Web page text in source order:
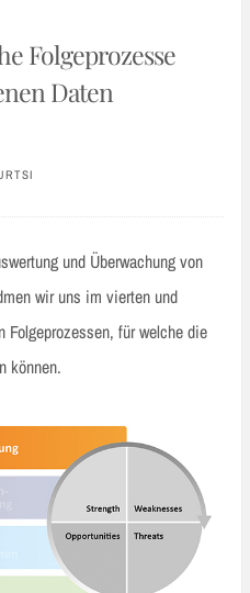
Folgeprozesse
Daten
und Überwachung von
wir uns im vierten und
für welche die
können.